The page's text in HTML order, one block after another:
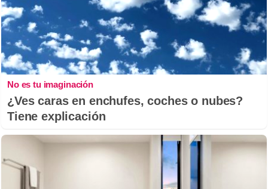
No es tu imaginación
¿Ves caras en enchufes, coches o nubes?
Tiene explicación